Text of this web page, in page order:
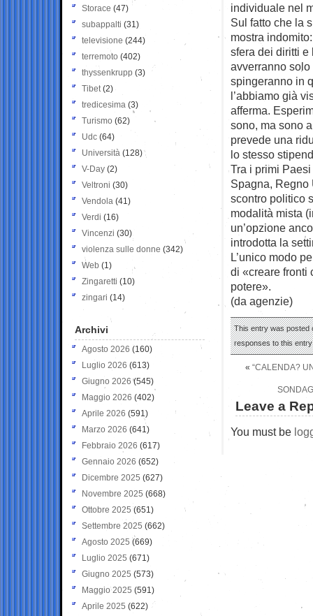
individuale nel
Sul fatto che la
mostra
sfera dei diritti e
avverranno
spingeranno in
l’abbiamo già
afferma.
sono, ma sono
prevede una
lo stesso
Tra i primi
Spagna, Regno
scontro politico
modalità mista
un’opzione
introdotta la
L’unico modo
di «creare fronti
potere».
(da agenzie)
This entry was posted
responses to this
« “CALENDA?
Leave a
You must be
Storace (47)
subappalti (31)
televisione(244)
terremoto (402)
thyssenkrupp (3)
Tibet(2)
tredicesima (3)
Turismo (62)
Udc (64)
Università (128)
V-Day (2)
Veltroni (30)
Vendola (41)
Verdi (16)
Vincenzi (30)
violenza sulle donne (342)
Web (1)
Zingaretti (10)
zingari (14)
Archivi
Agosto 2026 (160)
Luglio 2026 (613)
Giugno 2026 (545)
Maggio 2026 (402)
Aprile 2026 (591)
Marzo 2026 (641)
Febbraio 2026 (617)
Gennaio 2026 (652)
Dicembre 2025 (627)
Novembre 2025 (668)
Ottobre 2025 (651)
Settembre 2025 (662)
Agosto 2025 (669)
Luglio 2025 (671)
Giugno 2025 (573)
Maggio 2025 (591)
Aprile 2025 (622)